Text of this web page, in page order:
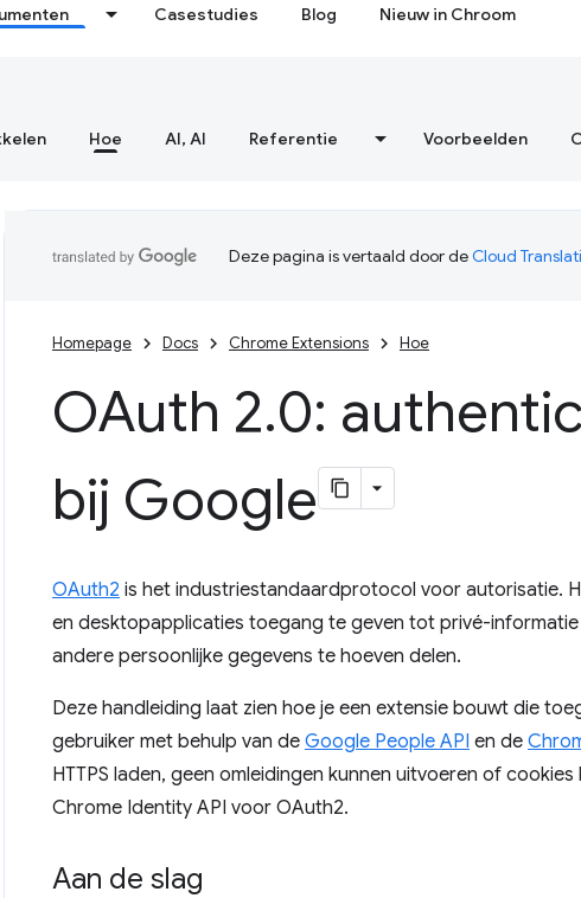
Casestudies Blog Nieuw in Chroom
Hoe AI, AI Referentie Voorbeelden
Deze pagina is vertaald door deCloud
Homepage Docs Chrome Extensions Hoe
OAuth 2.0:
bij Google
OAuth2 is het industriestandaardprotocol voor autorisatie.
en desktopapplicaties toegang te geven tot privé-
andere persoonlijke gegevens te hoeven delen.
Deze handleiding laat zien hoe je een extensie bouwt die
gebruiker met behulp van de Google People API en de
HTTPS laden, geen omleidingen kunnen uitvoeren of
Chrome Identity API voor OAuth2.
Aan de slag